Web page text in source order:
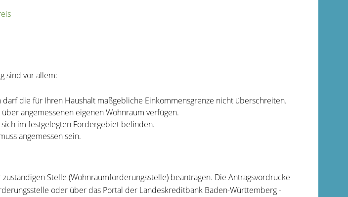
sind vor allem:
darf die für Ihren Haushalt maßgebliche Einkommensgrenze nicht überschreiten.
angemessenen eigenen Wohnraum verfügen.
im festgelegten Fördergebiet befinden.
angemessen sein.
Stelle (Wohnraumförderungsstelle) beantragen. Die Antragsvordrucke
oder über das Portal der Landeskreditbank Baden-Württemberg -